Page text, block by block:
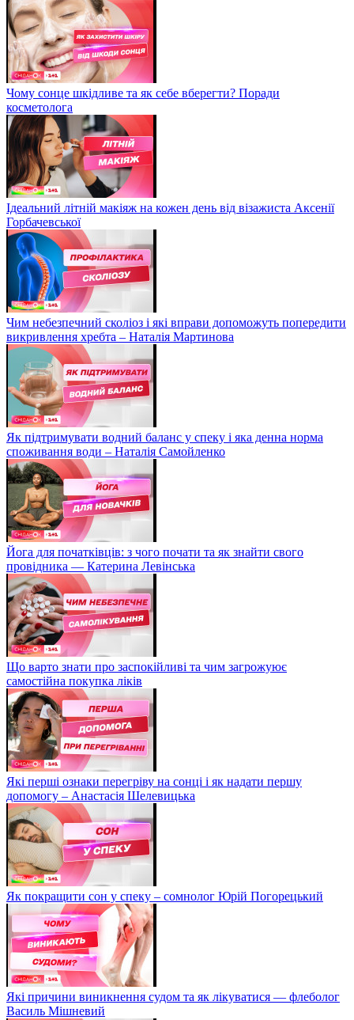
Чому сонце шкідливе та як себе вберегти? Поради
косметолога
Ідеальний літній макіяж на кожен день від візажиста Аксенії
Горбачевської
Чим небезпечний сколіоз і які вправи допоможуть попередити
викривлення хребта – Наталія Мартинова
Як підтримувати водний баланс у спеку і яка денна норма
споживання води – Наталія Самойленко
Йога для початківців: з чого почати та як знайти свого
провідника — Катерина Левінська
Що варто знати про заспокійливі та чим загрожуює
самостійна покупка ліків
Які перші ознаки перегріву на сонці і як надати першу
допомогу – Анастасія Шелевицька
Як покращити сон у спеку – сомнолог Юрій Погорецький
Які причини виникнення судом та як лікуватися — флеболог
Василь Мішневий